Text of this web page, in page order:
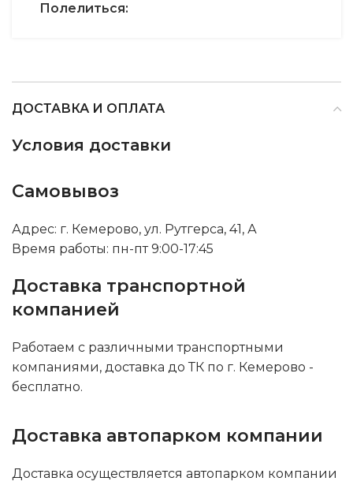
Полелиться:
ДОСТАВКА И ОПЛАТА
Условия доставки
Самовывоз
Адрес: г. Кемерово, ул. Рутгерса, 41, А
Время работы: пн-пт 9:00-17:45
Доставка транспортной
компанией
Работаем с различными транспортными
компаниями, доставка до ТК по г. Кемерово -
бесплатно.
Доставка автопарком компании
Доставка осуществляется автопарком компании